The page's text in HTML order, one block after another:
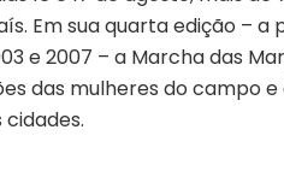
Em sua quarta edição –
e 2007 – a Marcha das
das mulheres do campo